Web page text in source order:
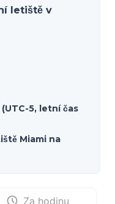
letiště v
5, letní čas
Miami na